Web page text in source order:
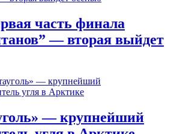
часть финала
— вторая выйдет
— крупнейший